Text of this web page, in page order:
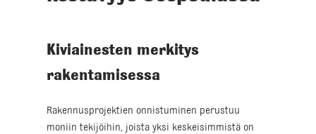
Kiviainesten merkitys
rakentamisessa
Rakennusprojektien onnistuminen perustuu
moniin tekijöihin, joista yksi keskeisimmistä on